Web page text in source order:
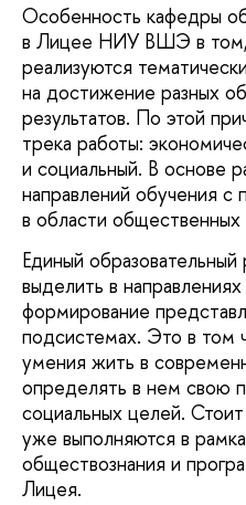
Особенность кафедры
в Лицее НИУ ВШЭ в том,
реализуются
на достижение разных
результатов. По этой
трека работы:
и социальный. В основе
направлений обучения с
в области общественных
Единый
выделить в
формирование
подсистемах. Это в том
умения жить в
определять в нем свою
социальных целей.
уже выполняются в
обществознания и
Лицея.